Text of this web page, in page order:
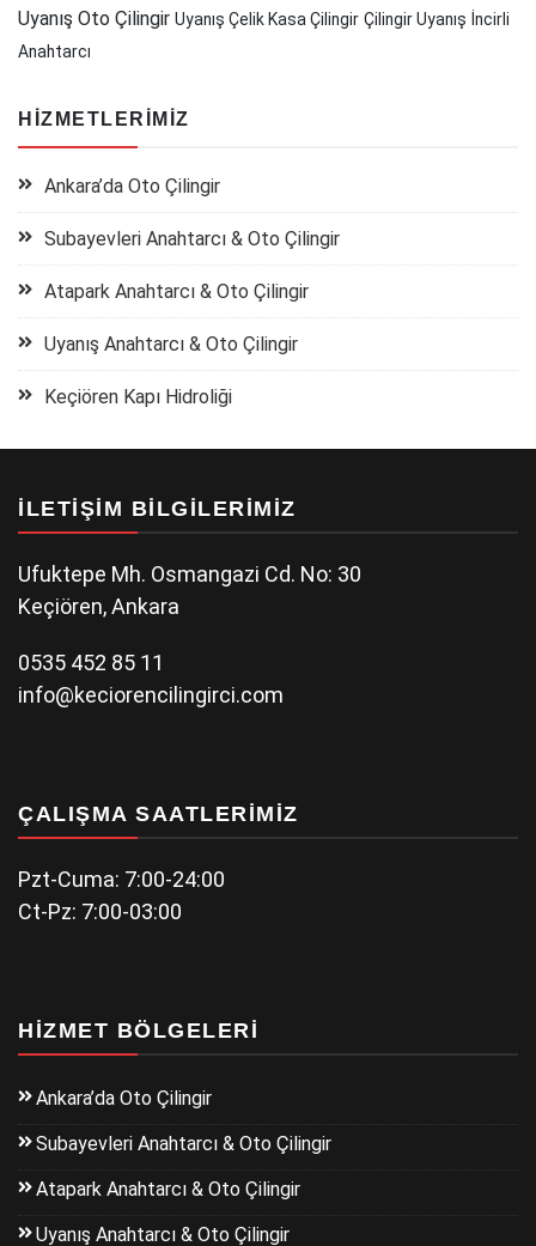
Uyanış Oto Çilingir Uyanış Çelik Kasa Çilingir Çilingir Uyanış İncirli
Anahtarcı
HIZMETLERIMIZ
Ankara’da Oto Çilingir
Subayevleri Anahtarcı & Oto Çilingir
Atapark Anahtarcı & Oto Çilingir
Uyanış Anahtarcı & Oto Çilingir
Keçiören Kapı Hidroliği
İLETIŞIM BILGILERIMIZ
Ufuktepe Mh. Osmangazi Cd. No: 30
Keçiören, Ankara
0535 452 85 11
info@keciorencilingirci.com
ÇALIŞMA SAATLERIMIZ
Pzt-Cuma: 7:00-24:00
Ct-Pz: 7:00-03:00
HIZMET BÖLGELERI
Ankara’da Oto Çilingir
Subayevleri Anahtarcı & Oto Çilingir
Atapark Anahtarcı & Oto Çilingir
Uyanış Anahtarcı & Oto Çilingir